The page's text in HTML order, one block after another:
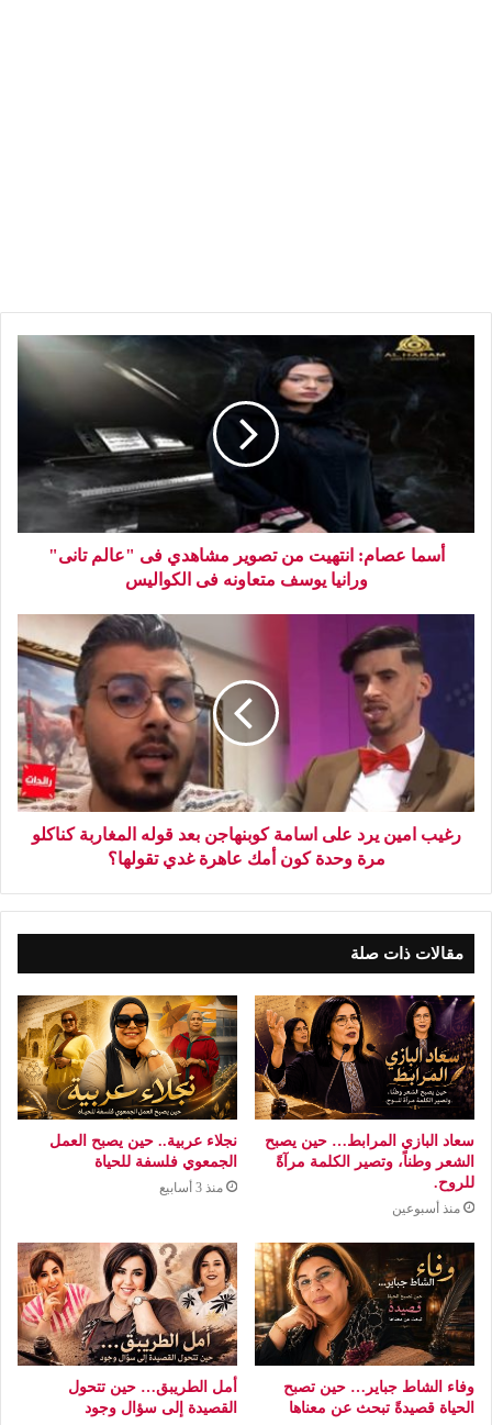
أسما عصام: انتهيت من تصوير مشاهدي فى "عالم تانى"
ورانيا يوسف متعاونه فى الكواليس
رغيب امين يرد على اسامة كوبنهاجن بعد قوله المغاربة كناكلو
مرة وحدة كون أمك عاهرة غدي تقولها؟
مقالات ذات صلة
سعاد البازي المرابط… حين يصبح
الشعر وطناً، وتصير الكلمة مرآةً
للروح.
منذ أسبوعين
نجلاء عربية.. حين يصبح العمل
الجمعوي فلسفة للحياة
منذ 3 أسابيع
وفاء الشاط جباير… حين تصبح
الحياة قصيدةً تبحث عن معناها
أمل الطريبق… حين تتحول
القصيدة إلى سؤال وجود